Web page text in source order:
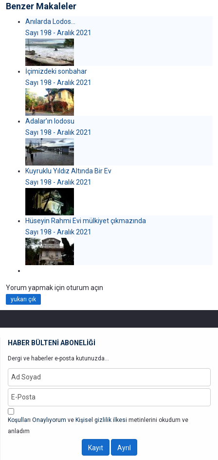
Benzer Makaleler
Anılarda Lodos…
Sayı 198 - Aralık 2021
İçimizdeki sonbahar
Sayı 198 - Aralık 2021
Adalar’ın lodosu
Sayı 198 - Aralık 2021
Kuyruklu Yıldız Altında Bir Ev
Sayı 198 - Aralık 2021
Hüseyin Rahmi Evi mülkiyet çıkmazında
Sayı 198 - Aralık 2021
Yorum yapmak için oturum açın
yukarı çık
HABER BÜLTENİ ABONELİĞİ
Dergi ve haberler e-posta kutunuzda...
Koşulları Onaylıyorum ve Kişisel gizlilik ilkesi metinlerini okudum ve
anladım